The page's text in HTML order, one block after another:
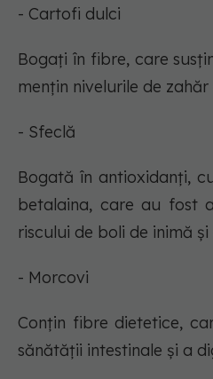
- Cartofi dulci
Bogați în fibre, care
mențin nivelurile de
- Sfeclă
Bogată în antioxidanți,
betalaina, care au fost
riscului de boli de inimă și
- Morcovi
Conțin fibre dietetice,
sănătății intestinale și a